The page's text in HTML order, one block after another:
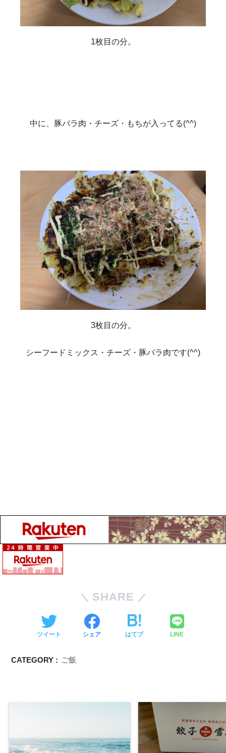
1枚目の分。
中に、豚バラ肉・チーズ・もちが入ってる(^^)
3枚目の分。
シーフードミックス・チーズ・豚バラ肉です(^^)
SHARE
ツイート シェア はてブ LINE
CATEGORY : ご飯